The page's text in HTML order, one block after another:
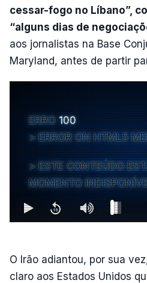
cessar-fogo no Líbano”,
“alguns dias de
aos jornalistas na Base
Maryland, antes de partir
ERRO 100
ERROR ON HTML5
ESTE CONTEÚDO
MOMENTO
O Irão adiantou, por sua
claro aos Estados Unidos